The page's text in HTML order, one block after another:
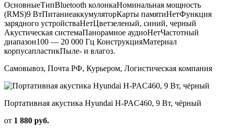
ОсновныеТипBluetooth колонкаНоминальная мощность
(RMS)9 ВтПитаниеаккумуляторКарты памятиНетФункция
зарядного устройстваНетЦветзеленый, синий, черный
Акустическая системаПанорамное аудиоНетЧастотный
диапазон100 — 20 000 Гц КонструкцияМатериал
корпусапластикПыле- и влагоз.
Самовывоз, Почта РФ, Курьером, Логистическая компания
Портативная акустика Hyundai H-PAC460, 9 Вт, чёрный
от 1 880 руб.